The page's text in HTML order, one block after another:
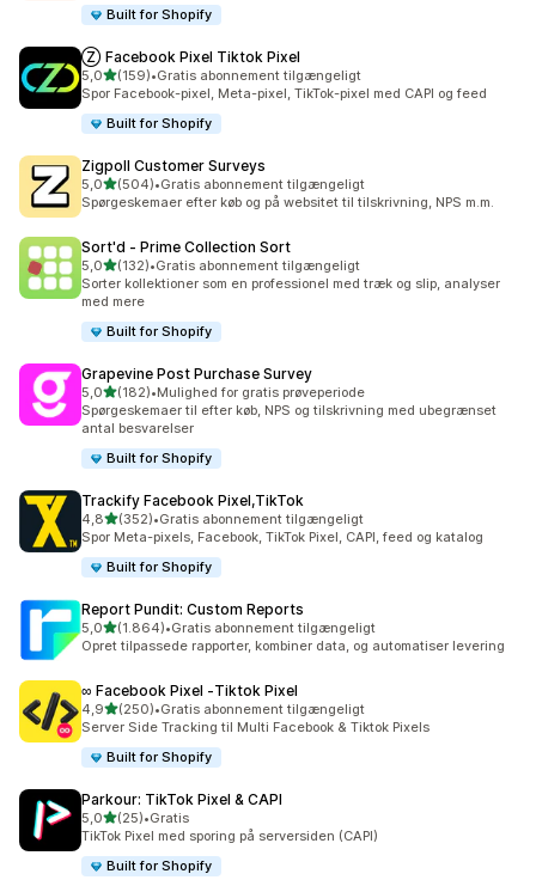
Built for Shopify
Ⓩ Facebook Pixel Tiktok Pixel
5,0ud af 5 stjerner
(159)
159 anmeldelser i alt
•Gratis abonnement tilgængeligt
Spor Facebook-pixel, Meta-pixel, TikTok-pixel med CAPI og feed
Built for Shopify
Zigpoll Customer Surveys
5,0ud af 5 stjerner
(504)
504 anmeldelser i alt
•Gratis abonnement tilgængeligt
Spørgeskemaer efter køb og på websitet til tilskrivning, NPS m.m.
Sort'd ‑ Prime Collection Sort
5,0ud af 5 stjerner
(132)
132 anmeldelser i alt
•Gratis abonnement tilgængeligt
Sorter kollektioner som en professionel med træk og slip, analyser
med mere
Built for Shopify
Grapevine Post Purchase Survey
5,0ud af 5 stjerner
(182)
182 anmeldelser i alt
•Mulighed for gratis prøveperiode
Spørgeskemaer til efter køb, NPS og tilskrivning med ubegrænset
antal besvarelser
Built for Shopify
Trackify Facebook Pixel,TikTok
4,8ud af 5 stjerner
(352)
352 anmeldelser i alt
•Gratis abonnement tilgængeligt
Spor Meta-pixels, Facebook, TikTok Pixel, CAPI, feed og katalog
Built for Shopify
Report Pundit: Custom Reports
5,0ud af 5 stjerner
(1.864)
1864 anmeldelser i alt
•Gratis abonnement tilgængeligt
Opret tilpassede rapporter, kombiner data, og automatiser levering
∞ Facebook Pixel ‑Tiktok Pixel
4,9ud af 5 stjerner
(250)
250 anmeldelser i alt
•Gratis abonnement tilgængeligt
Server Side Tracking til Multi Facebook & Tiktok Pixels
Built for Shopify
Parkour: TikTok Pixel & CAPI
5,0ud af 5 stjerner
(25)
25 anmeldelser i alt
•Gratis
TikTok Pixel med sporing på serversiden (CAPI)
Built for Shopify